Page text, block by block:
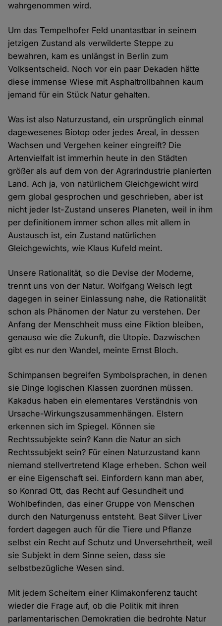
wahrgenommen wird.
Um das Tempelhofer Feld unantastbar in seinem
jetzigen Zustand als verwilderte Steppe zu
bewahren, kam es unlängst in Berlin zum
Volksentscheid. Noch vor ein paar Dekaden hätte
diese immense Wiese mit Asphaltrollbahnen kaum
jemand für ein Stück Natur gehalten.
Was ist also Naturzustand, ein ursprünglich einmal
dagewesenes Biotop oder jedes Areal, in dessen
Wachsen und Vergehen keiner eingreift? Die
Artenvielfalt ist immerhin heute in den Städten
größer als auf dem von der Agrarindustrie planierten
Land. Ach ja, von natürlichem Gleichgewicht wird
gern global gesprochen und geschrieben, aber ist
nicht jeder Ist-Zustand unseres Planeten, weil in ihm
per definitionem immer schon alles mit allem in
Austausch ist, ein Zustand natürlichen
Gleichgewichts, wie Klaus Kufeld meint.
Unsere Rationalität, so die Devise der Moderne,
trennt uns von der Natur. Wolfgang Welsch legt
dagegen in seiner Einlassung nahe, die Rationalität
schon als Phänomen der Natur zu verstehen. Der
Anfang der Menschheit muss eine Fiktion bleiben,
genauso wie die Zukunft, die Utopie. Dazwischen
gibt es nur den Wandel, meinte Ernst Bloch.
Schimpansen begreifen Symbolsprachen, in denen
sie Dinge logischen Klassen zuordnen müssen.
Kakadus haben ein elementares Verständnis von
Ursache-Wirkungszusammenhängen. Elstern
erkennen sich im Spiegel. Können sie
Rechtssubjekte sein? Kann die Natur an sich
Rechtssubjekt sein? Für einen Naturzustand kann
niemand stellvertretend Klage erheben. Schon weil
er eine Eigenschaft sei. Einfordern kann man aber,
so Konrad Ott, das Recht auf Gesundheit und
Wohlbefinden, das einer Gruppe von Menschen
durch den Naturgenuss entsteht. Beat Silver Liver
fordert dagegen auch für die Tiere und Pflanze
selbst ein Recht auf Schutz und Unversehrtheit, weil
sie Subjekt in dem Sinne seien, dass sie
selbstbezügliche Wesen sind.
Mit jedem Scheitern einer Klimakonferenz taucht
wieder die Frage auf, ob die Politik mit ihren
parlamentarischen Demokratien die bedrohte Natur